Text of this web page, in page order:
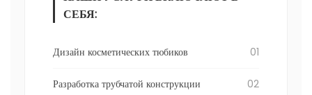
СЕБЯ:
Дизайн косметических тюбиков 01
Разработка трубчатой конструкции 02